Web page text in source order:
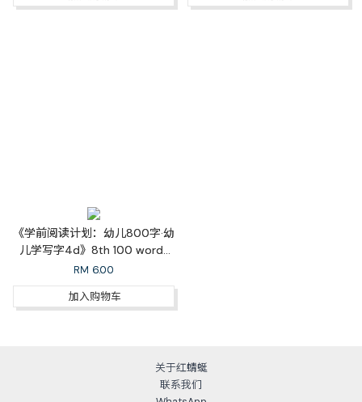
《学前阅读计划：幼儿800字·幼
儿学写字4d》8th 100 words
Learn to Write 4d
RM 6.00
加入购物车
关于红蜻蜓
联系我们